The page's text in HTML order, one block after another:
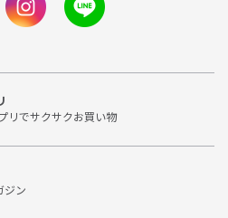
リでサクサクお買い物
ジン